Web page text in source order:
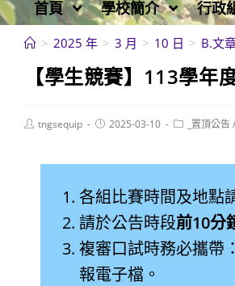
容
首頁 學校簡介 行政
> 2025 年 > 3 月 > 10 日 > B.文
【學生競賽】113學
Posttngsequip
Post2025-03-10
Post _置頂公告/
各組比賽時間及地點
請於公告時段前10分
複審口試時務必攜帶
報電子檔。